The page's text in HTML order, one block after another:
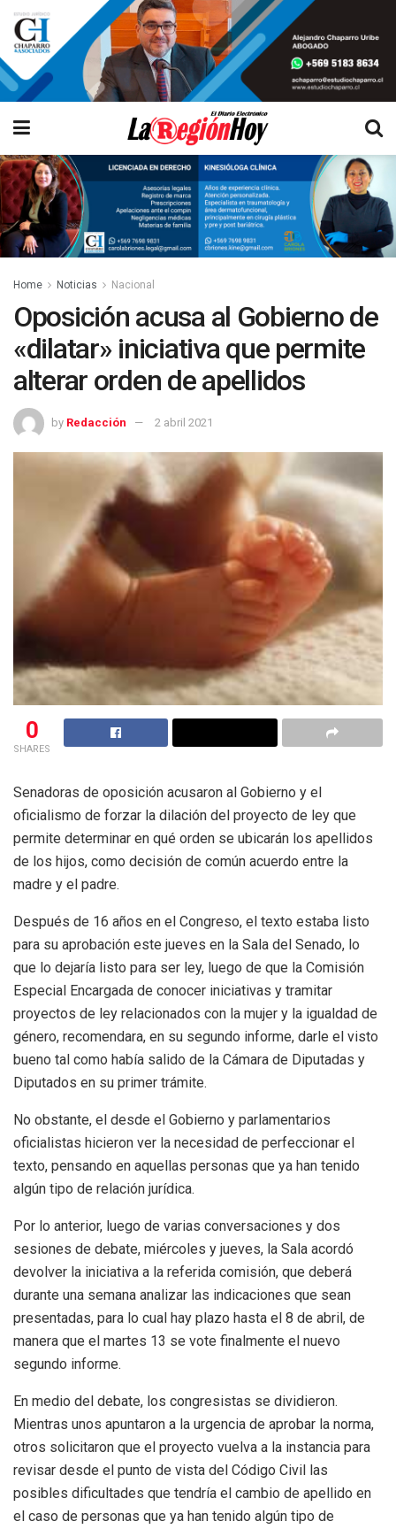
Home Noticias Nacional
Oposición acusa al Gobierno de
«dilatar» iniciativa que permite
alterar orden de apellidos
by Redacción 2 abril 2021
0
SHARES
Senadoras de oposición acusaron al Gobierno y el
oficialismo de forzar la dilación del proyecto de ley que
permite determinar en qué orden se ubicarán los apellidos
de los hijos, como decisión de común acuerdo entre la
madre y el padre.
Después de 16 años en el Congreso, el texto estaba listo
para su aprobación este jueves en la Sala del Senado, lo
que lo dejaría listo para ser ley, luego de que la Comisión
Especial Encargada de conocer iniciativas y tramitar
proyectos de ley relacionados con la mujer y la igualdad de
género, recomendara, en su segundo informe, darle el visto
bueno tal como había salido de la Cámara de Diputadas y
Diputados en su primer trámite.
No obstante, el desde el Gobierno y parlamentarios
oficialistas hicieron ver la necesidad de perfeccionar el
texto, pensando en aquellas personas que ya han tenido
algún tipo de relación jurídica.
Por lo anterior, luego de varias conversaciones y dos
sesiones de debate, miércoles y jueves, la Sala acordó
devolver la iniciativa a la referida comisión, que deberá
durante una semana analizar las indicaciones que sean
presentadas, para lo cual hay plazo hasta el 8 de abril, de
manera que el martes 13 se vote finalmente el nuevo
segundo informe.
En medio del debate, los congresistas se dividieron.
Mientras unos apuntaron a la urgencia de aprobar la norma,
otros solicitaron que el proyecto vuelva a la instancia para
revisar desde el punto de vista del Código Civil las
posibles dificultades que tendría el cambio de apellido en
el caso de personas que ya han tenido algún tipo de